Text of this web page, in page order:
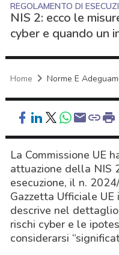
REGOLAMENTO DI
NIS 2: ecco le
cyber e quando un
Home Norme E
La Commissione UE
attuazione della NIS
esecuzione, il n.
Gazzetta Ufficiale
descrive nel
rischi cyber e le
considerarsi